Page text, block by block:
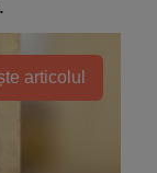
articolul